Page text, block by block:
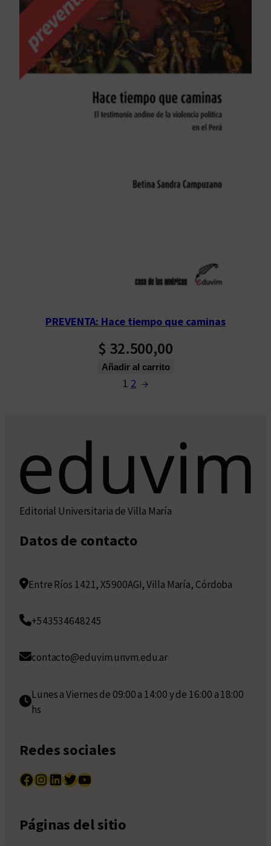
PREVENTA: Hace tiempo que caminas
$ 32.500,00
Añadir al carrito
1 2 →
Editorial Universitaria de Villa María
Datos de contacto
Entre Ríos 1421, X5900AGI, Villa María, Córdoba
+543534648245
contacto@eduvim.unvm.edu.ar
Lunes a Viernes de 09:00 a 14:00 y de 16:00 a 18:00
hs
Redes sociales
Facebook InstagramLinkedIn Twitter YouTube
Páginas del sitio